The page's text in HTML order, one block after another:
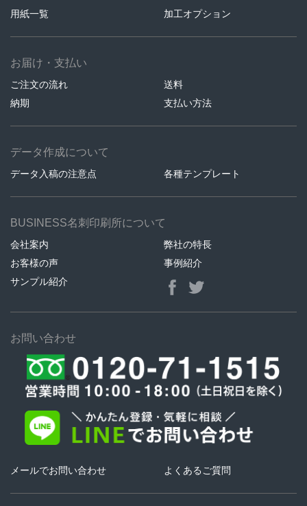
用紙一覧 加工オプション
お届け・支払い
ご注文の流れ
送料
納期
支払い方法
データ作成について
データ入稿の注意点 各種テンプレート
BUSINESS名刺印刷所について
会社案内
弊社の特長
お客様の声
事例紹介
サンプル紹介
お問い合わせ
メールでお問い合わせ よくあるご質問